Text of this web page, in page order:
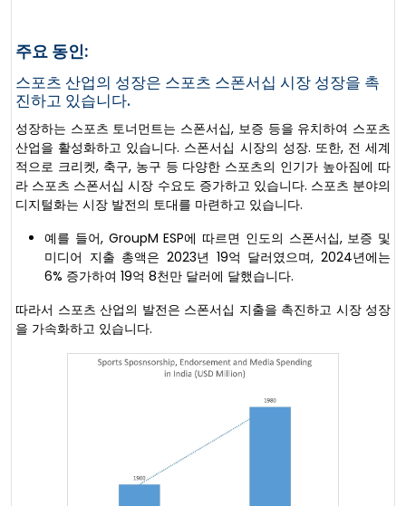
주요 동인:
스포츠 산업의 성장은 스포츠 스폰서십 시장 성장을 촉
진하고 있습니다.
성장하는 스포츠 토너먼트는 스폰서십, 보증 등을 유치하여 스포츠
산업을 활성화하고 있습니다. 스폰서십 시장의 성장. 또한, 전 세계
적으로 크리켓, 축구, 농구 등 다양한 스포츠의 인기가 높아짐에 따
라 스포츠 스폰서십 시장 수요도 증가하고 있습니다. 스포츠 분야의
디지털화는 시장 발전의 토대를 마련하고 있습니다.
예를 들어, GroupM ESP에 따르면 인도의 스폰서십, 보증 및
미디어 지출 총액은 2023년 19억 달러였으며, 2024년에는
6% 증가하여 19억 8천만 달러에 달했습니다.
따라서 스포츠 산업의 발전은 스폰서십 지출을 촉진하고 시장 성장
을 가속화하고 있습니다.